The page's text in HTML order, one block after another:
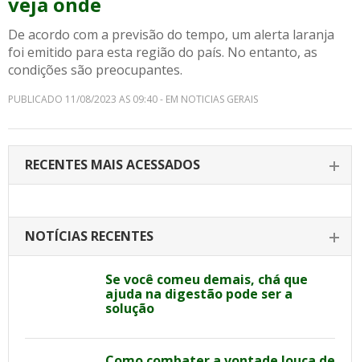
De acordo com a previsão do tempo, um alerta laranja
foi emitido para esta região do país. No entanto, as
condições são preocupantes.
PUBLICADO 11/08/2023 AS 09:40 - EM NOTICIAS GERAIS
RECENTES MAIS ACESSADOS
NOTÍCIAS RECENTES
Se você comeu demais, chá que
ajuda na digestão pode ser a
solução